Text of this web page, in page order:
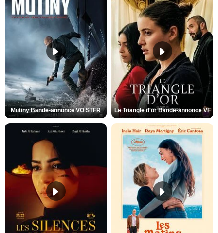
Mutiny Bande-annonce VO STFR Le Triangle d'or Bande-annonce VF